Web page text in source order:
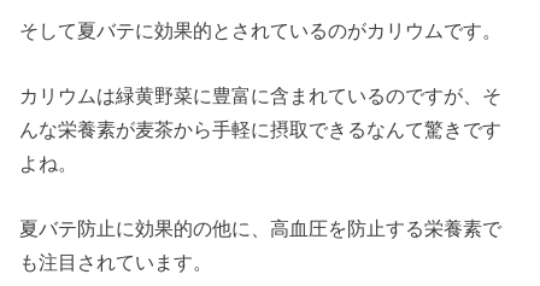
そして夏バテに効果的とされているのがカリウムです。
カリウムは緑黄野菜に豊富に含まれているのですが、そ
んな栄養素が麦茶から手軽に摂取できるなんて驚きです
よね。
夏バテ防止に効果的の他に、高血圧を防止する栄養素で
も注目されています。